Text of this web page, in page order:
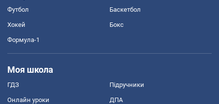
Футбол Баскетбол
Хокей Бокс
Формула-1
Моя школа
ГДЗ Підручники
Онлайн уроки ДПА